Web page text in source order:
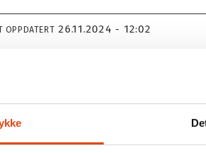
OPPDATERT 26.11.2024 - 12:02
fått opplæring enda?
har spørsmål eller havner i